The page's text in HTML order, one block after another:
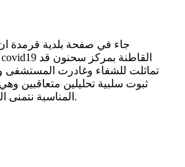
جاء في صفحة بلدية قرمدة ان
تماثلت للشفاء وغادرت المستشفى
ثبوت سلبية تحليلين متعاقبين
المناسبة نتمنى الشفاء العاجل لكل المرضى.